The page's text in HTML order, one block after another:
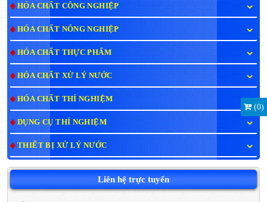
(0)
HÓA CHẤT CÔNG NGHIỆP
HÓA CHẤT NÔNG NGHIỆP
HÓA CHẤT THỰC PHẨM
HÓA CHẤT XỬ LÝ NƯỚC
HÓA CHẤT THÍ NGHIỆM
DỤNG CỤ THÍ NGHIỆM
THIẾT BỊ XỬ LÝ NƯỚC
Liên hệ trực tuyến